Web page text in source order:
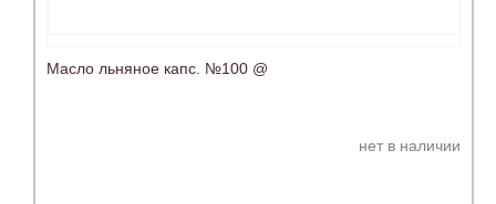
Масло льняное капс. №100 @
нет в наличии